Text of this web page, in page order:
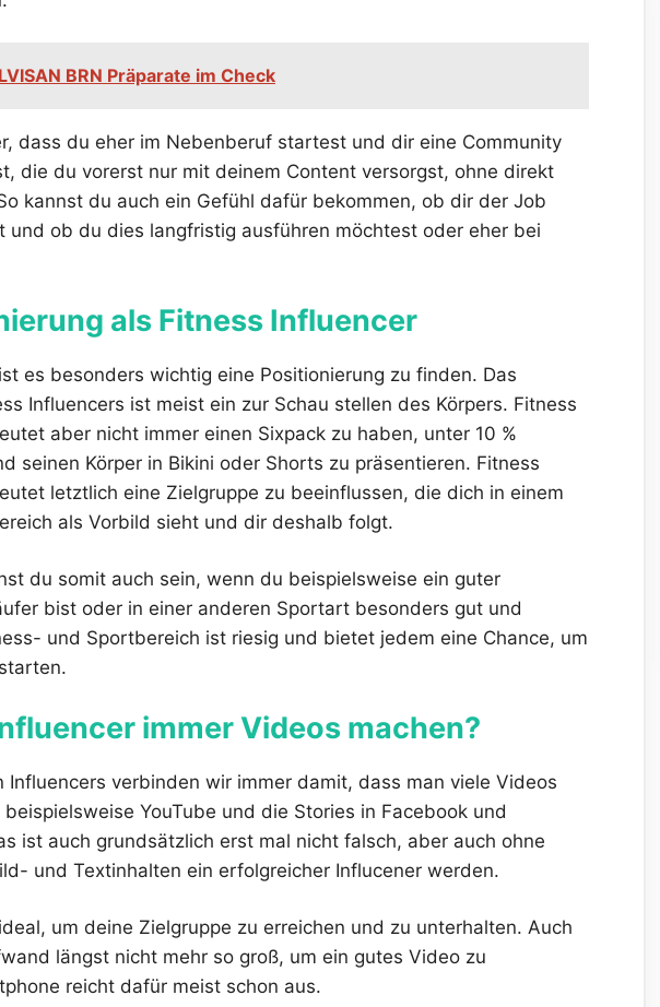
BRN Präparate im Check
dass du eher im Nebenberuf startest und dir eine Community
die du vorerst nur mit deinem Content versorgst, ohne direkt
kannst du auch ein Gefühl dafür bekommen, ob dir der Job
und ob du dies langfristig ausführen möchtest oder eher bei
als Fitness Influencer
es besonders wichtig eine Positionierung zu finden. Das
Influencers ist meist ein zur Schau stellen des Körpers. Fitness
aber nicht immer einen Sixpack zu haben, unter 10 %
seinen Körper in Bikini oder Shorts zu präsentieren. Fitness
letztlich eine Zielgruppe zu beeinflussen, die dich in einem
als Vorbild sieht und dir deshalb folgt.
du somit auch sein, wenn du beispielsweise ein guter
bist oder in einer anderen Sportart besonders gut und
und Sportbereich ist riesig und bietet jedem eine Chance, um
immer Videos machen?
Influencers verbinden wir immer damit, dass man viele Videos
YouTube und die Stories in Facebook und
ist auch grundsätzlich erst mal nicht falsch, aber auch ohne
und Textinhalten ein erfolgreicher Influcener werden.
um deine Zielgruppe zu erreichen und zu unterhalten. Auch
längst nicht mehr so groß, um ein gutes Video zu
reicht dafür meist schon aus.